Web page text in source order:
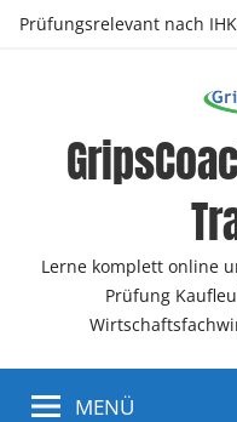
ZumPrüfungsrelevant nach
Lerne komplett online
Prüfung
MENÜ